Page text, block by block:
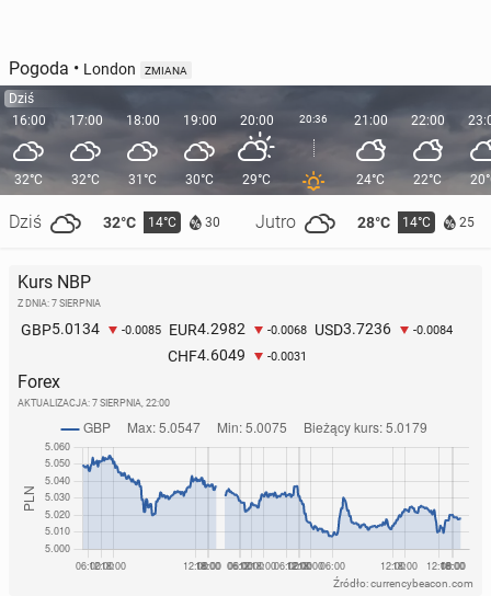
Pogoda • London ZMIANA
Dziś
16:00
32°C
Dziś 32°C 14°C 30 Jutro 28°C 14°C 25
17:00
32°C
18:00
31°C
19:00
30°C
20:00
29°C
20:36 21:00
24°C
22:00
22°C
Kurs NBP
Z DNIA: 7 SIERPNIA
GBP5.0134 -0.0085 EUR4.2982 -0.0068 USD3.7236 -0.0084
CHF4.6049 -0.0031
Forex
AKTUALIZACJA: 7 SIERPNIA, 22:00
Źródło: currencybeacon.com